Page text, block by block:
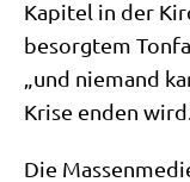
Kapi­tel in der
besorg­tem
„und nie­mand
Kri­se enden
Die